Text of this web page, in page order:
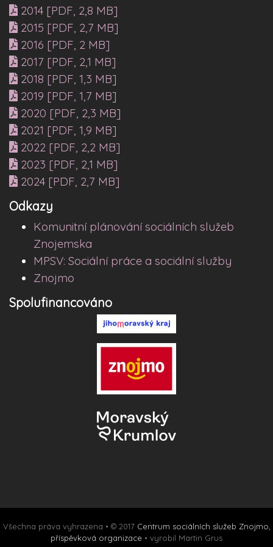
2014 [PDF, 2,8 MB]
2015 [PDF, 2,7 MB]
2016 [PDF, 2 MB]
2017 [PDF, 2,1 MB]
2018 [PDF, 1,3 MB]
2019 [PDF, 1,7 MB]
2020 [PDF, 2,3 MB]
2021 [PDF, 1,9 MB]
2022 [PDF, 2,2 MB]
2023 [PDF, 2,1 MB]
2024 [PDF, 2,7 MB]
Odkazy
Komunitní plánování sociálních služeb
Znojemska
MPSV: Sociální práce a sociální služby
Znojmo
Spolufinancováno
Všechna práva vyhrazena • © 2017 Centrum sociálních služeb Znojmo,
příspěvková organizace • vyrobil Martin Grus